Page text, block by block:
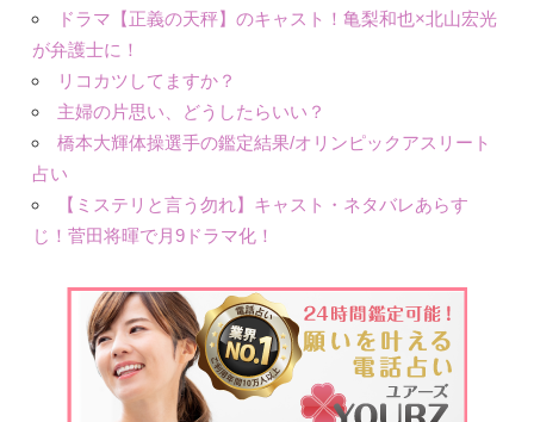
ドラマ【正義の天秤】のキャスト！亀梨和也×北山宏光
が弁護士に！
リコカツしてますか？
主婦の片思い、どうしたらいい？
橋本大輝体操選手の鑑定結果/オリンピックアスリート
占い
【ミステリと言う勿れ】キャスト・ネタバレあらす
じ！菅田将暉で月9ドラマ化！